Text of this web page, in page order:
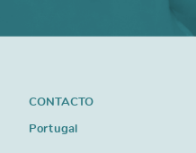
CONTACTO
Portugal